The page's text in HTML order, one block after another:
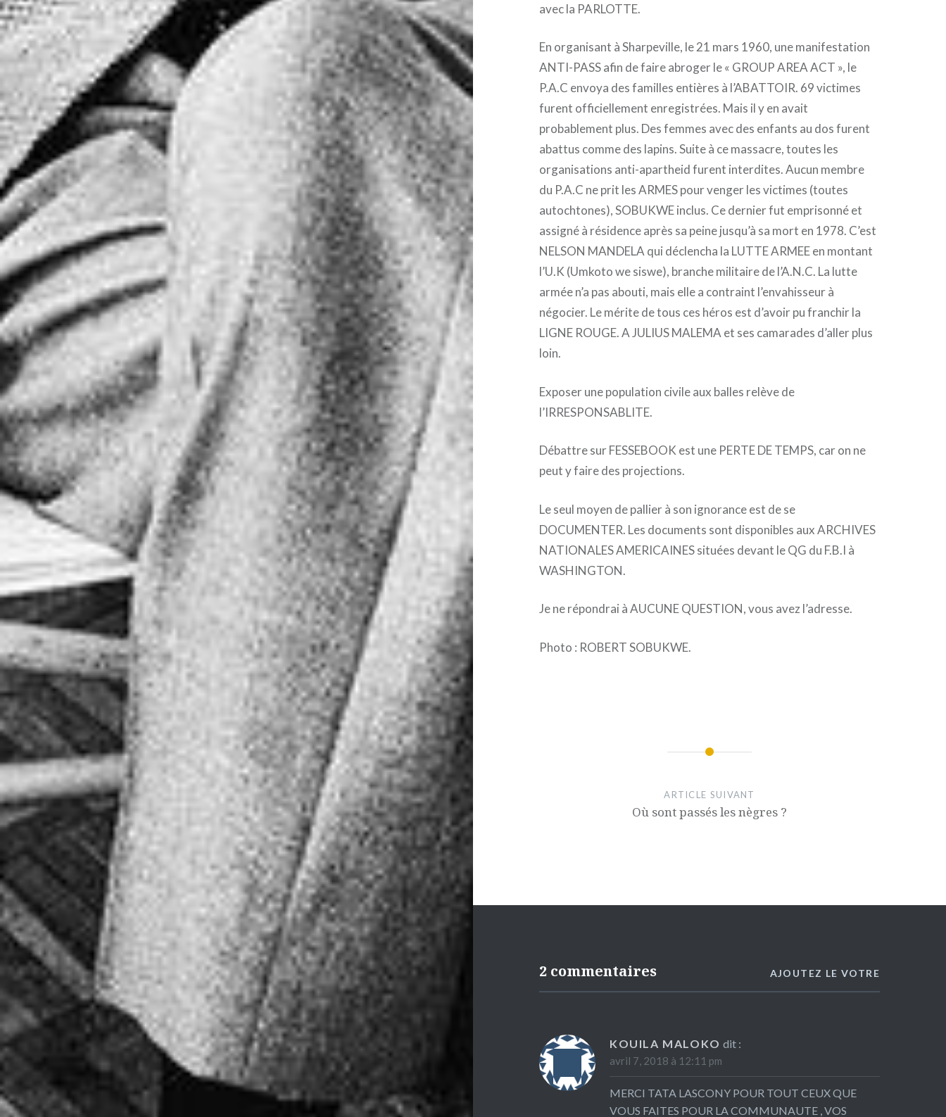
avec la PARLOTTE.
En organisant à Sharpeville, le 21 mars 1960, une manifestation
ANTI-PASS afin de faire abroger le « GROUP AREA ACT », le
P.A.C envoya des familles entières à l’ABATTOIR. 69 victimes
furent officiellement enregistrées. Mais il y en avait
probablement plus. Des femmes avec des enfants au dos furent
abattus comme des lapins. Suite à ce massacre, toutes les
organisations anti-apartheid furent interdites. Aucun membre
du P.A.C ne prit les ARMES pour venger les victimes (toutes
autochtones), SOBUKWE inclus. Ce dernier fut emprisonné et
assigné à résidence après sa peine jusqu’à sa mort en 1978. C’est
NELSON MANDELA qui déclencha la LUTTE ARMEE en montant
l’U.K (Umkoto we siswe), branche militaire de l’A.N.C. La lutte
armée n’a pas abouti, mais elle a contraint l’envahisseur à
négocier. Le mérite de tous ces héros est d’avoir pu franchir la
LIGNE ROUGE. A JULIUS MALEMA et ses camarades d’aller plus
loin.
Exposer une population civile aux balles relève de
l’IRRESPONSABLITE.
Débattre sur FESSEBOOK est une PERTE DE TEMPS, car on ne
peut y faire des projections.
Le seul moyen de pallier à son ignorance est de se
DOCUMENTER. Les documents sont disponibles aux ARCHIVES
NATIONALES AMERICAINES situées devant le QG du F.B.I à
WASHINGTON.
Je ne répondrai à AUCUNE QUESTION, vous avez l’adresse.
Photo : ROBERT SOBUKWE.
l’article
ARTICLE SUIVANT
Où sont passés les nègres ?
2 commentaires AJOUTEZ LE VOTRE
KOUILA MALOKO dit :
avril 7, 2018 à 12:11 pm
MERCI TATA LASCONY POUR TOUT CEUX QUE
VOUS FAITES POUR LA COMMUNAUTE , VOS